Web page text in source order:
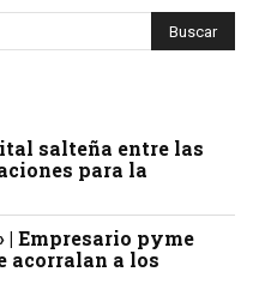
salteña entre las
para la
| Empresario pyme
acorralan a los